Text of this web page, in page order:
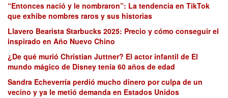
“Entonces nació y le nombraron”: La tendencia en TikTok
que exhibe nombres raros y sus historias
Llavero Bearista Starbucks 2025: Precio y cómo conseguir el
inspirado en Año Nuevo Chino
¿De qué murió Christian Juttner? El actor infantil de El
mundo mágico de Disney tenía 60 años de edad
Sandra Echeverría perdió mucho dinero por culpa de un
vecino y ya le metió demanda en Estados Unidos